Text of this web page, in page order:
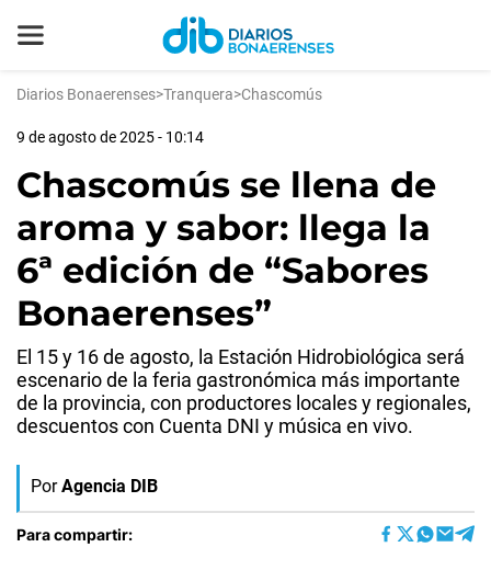
Diarios Bonaerenses>Tranquera>Chascomús
9 de agosto de 2025 - 10:14
Chascomús se llena de
aroma y sabor: llega la
6ª edición de “Sabores
Bonaerenses”
El 15 y 16 de agosto, la Estación Hidrobiológica será
escenario de la feria gastronómica más importante
de la provincia, con productores locales y regionales,
descuentos con Cuenta DNI y música en vivo.
Por Agencia DIB
Para compartir: